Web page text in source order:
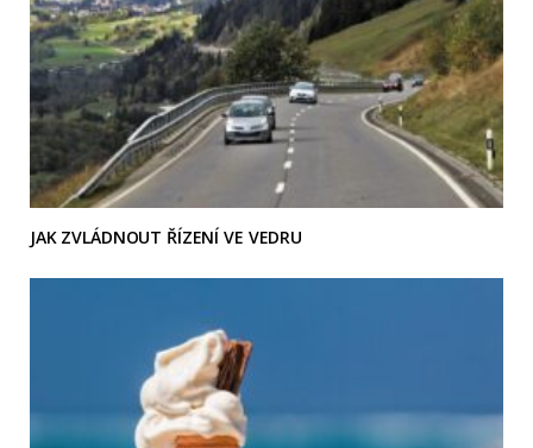
JAK ZVLÁDNOUT ŘÍZENÍ VE VEDRU